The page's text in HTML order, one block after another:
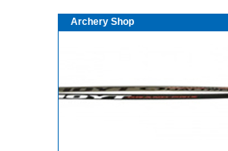
Archery Shop